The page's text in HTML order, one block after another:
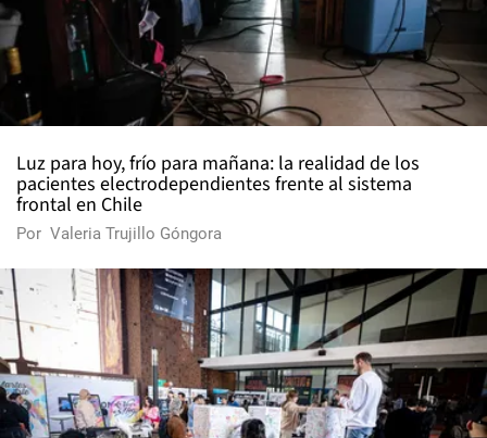
Luz para hoy, frío para mañana: la realidad de los
pacientes electrodependientes frente al sistema
frontal en Chile
Por Valeria Trujillo Góngora